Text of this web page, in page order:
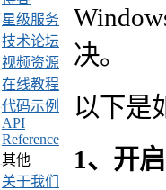
决。
以下是
1、开
星级服务
技术论坛
视频资源
在线教程
代码示例
API
Reference
其他
关于我们